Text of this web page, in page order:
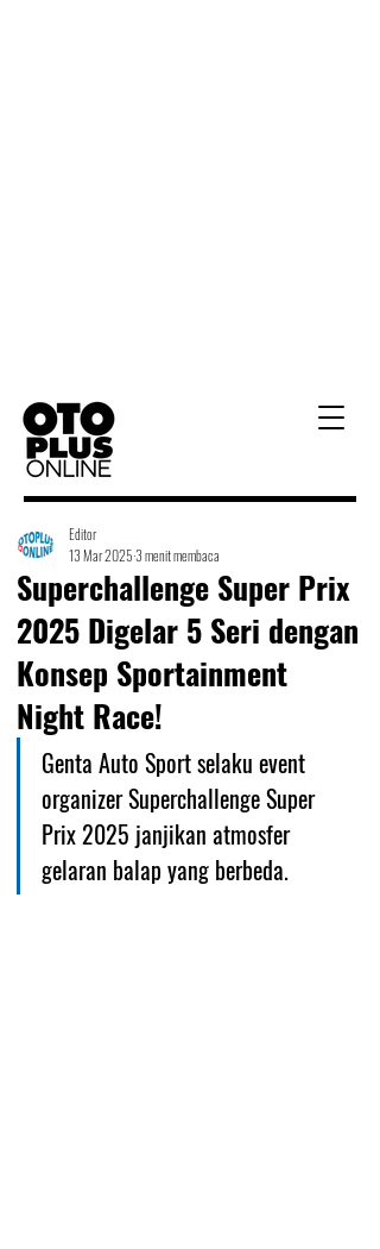
Superchallenge Super Prix
2025 Digelar 5 Seri dengan
Konsep Sportainment
Night Race!
Editor
13 Mar 20253 menit membaca
Genta Auto Sport selaku event
organizer Superchallenge Super
Prix 2025 janjikan atmosfer
gelaran balap yang berbeda.